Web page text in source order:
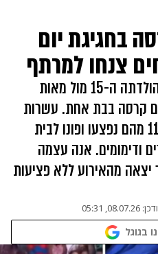
בחגיגת יום
צנחו למרתף
אנה ביאטריז חגגה את יום הולדתה ה-15 מול מאות
קרסה בבת אחת. עשרות
חוגגים נפלו למרתף, לפחות 11 מהם נפצעו ופונו לבית
ודימומים. אנה עצמה
מהאירוע ללא פציעות
08.07.26, 05:31
בגוגל